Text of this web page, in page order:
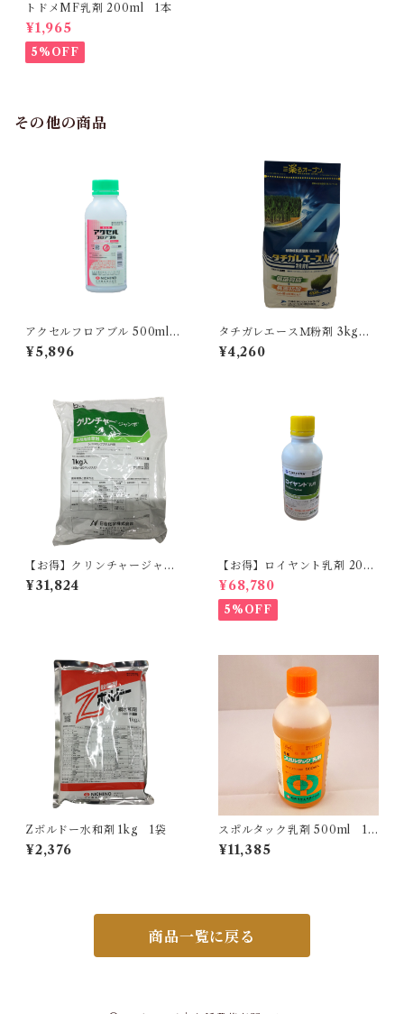
トドメMF乳剤 200ml 1本
¥1,965
5%OFF
その他の商品
アクセルフロアブル 500ml
1本
¥5,896
タチガレエースＭ粉剤 3kg 1
袋
¥4,260
【お得】クリンチャージャン
ボ 1kg 【1箱】12袋入
¥31,824
【お得】ロイヤント乳剤 200
ml 【1箱】20本入
¥68,780
5%OFF
Zボルドー水和剤 1kg 1袋
¥2,376
スポルタック乳剤 500ml 1
本
¥11,385
商品一覧に戻る